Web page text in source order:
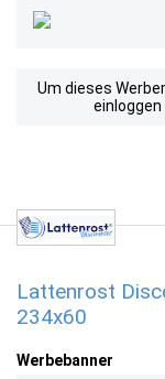
Um dieses
Lattenrost
234x60
Werbebanner